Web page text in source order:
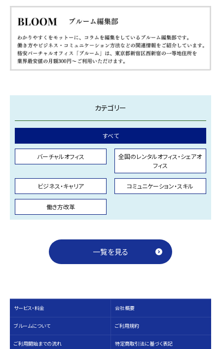
カテゴリー
すべて
バーチャルオフィス
全国のレンタルオフィス・シェアオ
フィス
ビジネス・キャリア コミュニケーション・スキル
働き方改革
一覧を見る
サービス・料⾦
ブルームについて
ご利用開始までの流れ
会社概要
ご利用規約
特定商取引法に基づく表記